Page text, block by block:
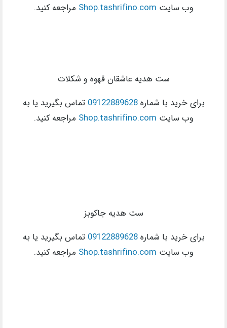
وب سایت Shop.tashrifino.com مراجعه کنید.
ست هدیه عاشقان قهوه و شکلات
برای خرید با شماره09122889628 تماس بگیرید یا به
وب سایت Shop.tashrifino.com مراجعه کنید.
ست هدیه جاکوبز
برای خرید با شماره09122889628 تماس بگیرید یا به
وب سایت Shop.tashrifino.com مراجعه کنید.